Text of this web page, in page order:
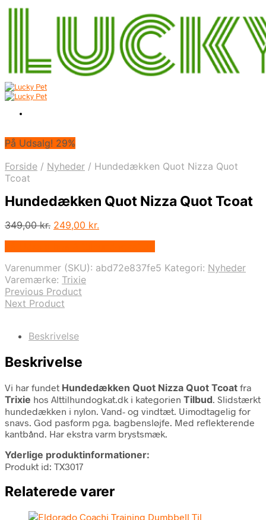
På Udsalg! 29%
Forside / Nyheder / Hundedækken Quot Nizza Quot
Tcoat
Hundedækken Quot Nizza Quot Tcoat
349,00kr. Den
349,00 kr..
249,00 kr.
249,00 kr..
Varenummer (SKU): abd72e837fe5 Kategori: Nyheder
Varemærke: Trixie
Previous Product
Next Product
Beskrivelse
Beskrivelse
Vi har fundet Hundedækken Quot Nizza Quot Tcoat fra
Trixie hos Alttilhundogkat.dk i kategorien Tilbud. Slidstærkt
hundedækken i nylon. Vand- og vindtæt. Uimodtagelig for
snavs. God pasform pga. bagbensløjfe. Med reflekterende
kantbånd. Har ekstra varm brystsmæk.
Yderlige produktinformationer:
Produkt id: TX3017
Relaterede varer